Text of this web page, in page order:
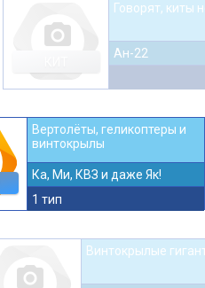
photo_camera
Говорят, киты
Ан-22
Вертолёты, геликоптеры и
винтокрылы
Ка, Ми, КВЗ и даже Як!
1 тип
photo_camera
Винтокрылые